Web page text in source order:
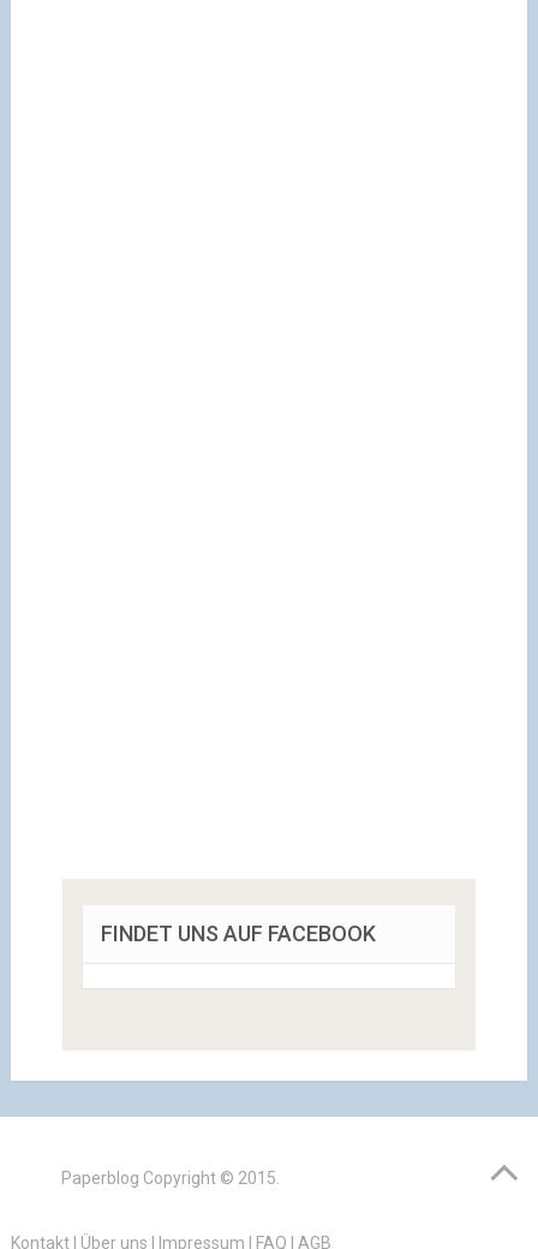
FINDET UNS AUF FACEBOOK
Paperblog Copyright © 2015.
Kontakt| Über uns Impressum FAQ AGB